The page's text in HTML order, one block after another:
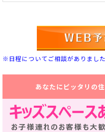
※日程についてご相談がありまし
あなたにピッタリの